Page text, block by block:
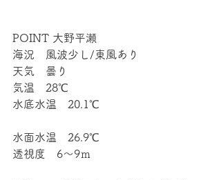
POINT 大野平瀬
海況　風波少し/東風あり
天気　曇り
気温　28℃
水底水温　20.1℃
水面水温　26.9℃
透視度　6～9ｍ